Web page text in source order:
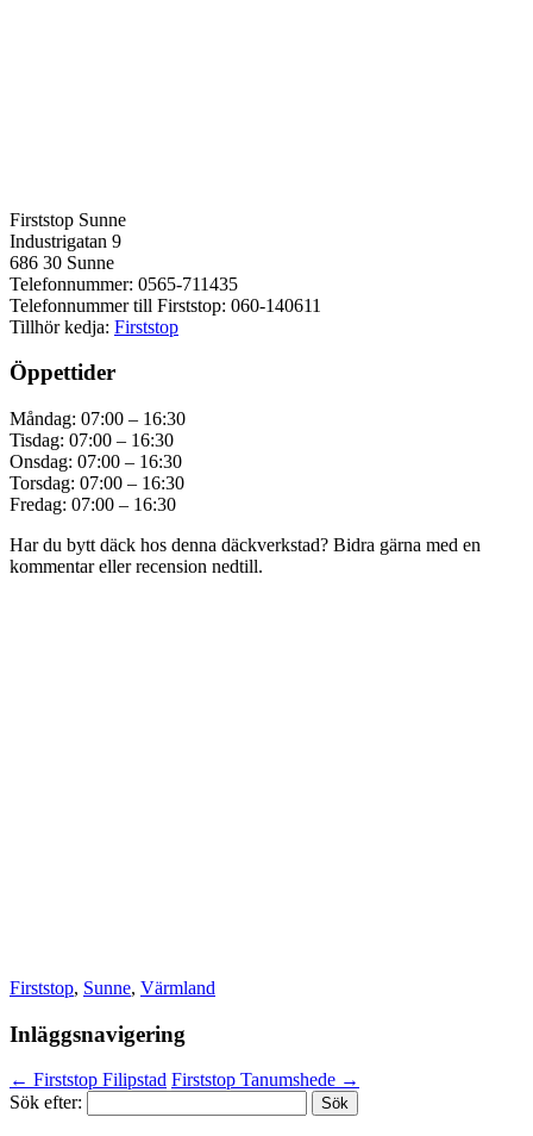
Firststop Sunne
Industrigatan 9
686 30 Sunne
Telefonnummer: 0565-711435
Telefonnummer till Firststop: 060-140611
Tillhör kedja: Firststop
Öppettider
Måndag: 07:00 – 16:30
Tisdag: 07:00 – 16:30
Onsdag: 07:00 – 16:30
Torsdag: 07:00 – 16:30
Fredag: 07:00 – 16:30
Har du bytt däck hos denna däckverkstad? Bidra gärna med en
kommentar eller recension nedtill.
Firststop, Sunne, Värmland
Inläggsnavigering
← Firststop Filipstad Firststop Tanumshede →
Sök efter: